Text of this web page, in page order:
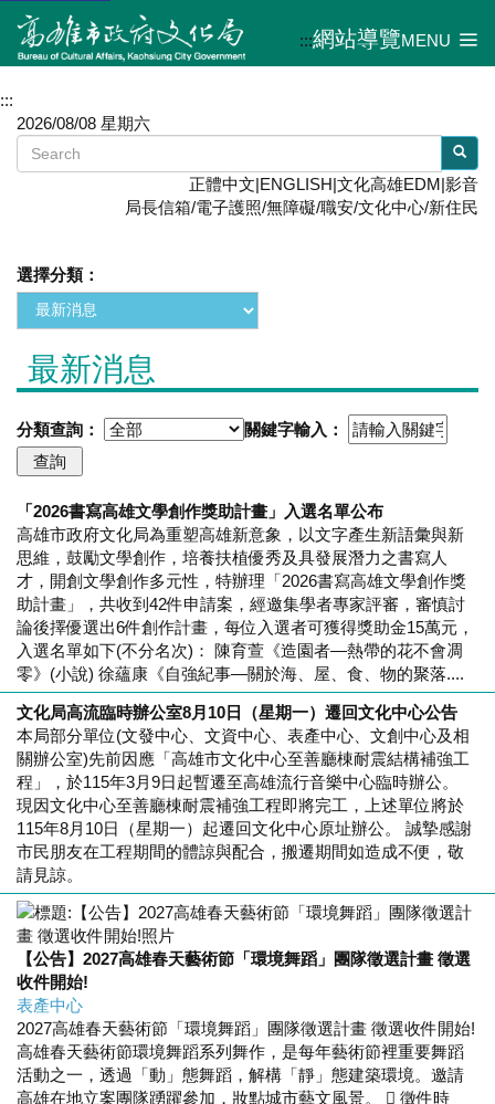
:::網站導覽MENU
:::
2026/08/08 星期六
正體中文|ENGLISH|文化高雄EDM|影音
局長信箱/電子護照/無障礙/職安/文化中心/新住民
選擇分類：
最新消息
分類查詢： 關鍵字輸入：
「2026書寫高雄文學創作獎助計畫」入選名單公布
高雄市政府文化局為重塑高雄新意象，以文字產生新語彙與新
思維，鼓勵文學創作，培養扶植優秀及具發展潛力之書寫人
才，開創文學創作多元性，特辦理「2026書寫高雄文學創作獎
助計畫」，共收到42件申請案，經邀集學者專家評審，審慎討
論後擇優選出6件創作計畫，每位入選者可獲得獎助金15萬元，
入選名單如下(不分名次)： 陳育萱《造園者—熱帶的花不會凋
零》(小說) 徐蘊康《自強紀事—關於海、屋、食、物的聚落....
文化局高流臨時辦公室8月10日（星期一）遷回文化中心公告
本局部分單位(文發中心、文資中心、表產中心、文創中心及相
關辦公室)先前因應「高雄市文化中心至善廳棟耐震結構補強工
程」，於115年3月9日起暫遷至高雄流行音樂中心臨時辦公。
現因文化中心至善廳棟耐震補強工程即將完工，上述單位將於
115年8月10日（星期一）起遷回文化中心原址辦公。 誠摯感謝
市民朋友在工程期間的體諒與配合，搬遷期間如造成不便，敬
請見諒。
【公告】2027高雄春天藝術節「環境舞蹈」團隊徵選計畫 徵選
收件開始!
表產中心
2027高雄春天藝術節「環境舞蹈」團隊徵選計畫 徵選收件開始!
高雄春天藝術節環境舞蹈系列舞作，是每年藝術節裡重要舞蹈
活動之一，透過「動」態舞蹈，解構「靜」態建築環境。邀請
高雄在地立案團隊踴躍參加，妝點城市藝文風景。  徵件時